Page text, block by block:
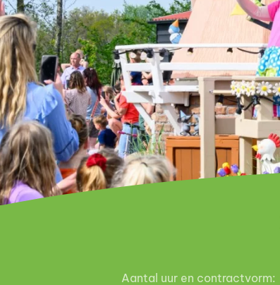
Aantal uur en contractvorm: